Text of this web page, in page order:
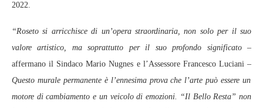
2022.
“Roseto si arricchisce di un’opera straordinaria, non solo per il suo
valore artistico, ma soprattutto per il suo profondo significato –
affermano il Sindaco Mario Nugnes e l’Assessore Francesco Luciani –
Questo murale permanente è l’ennesima prova che l’arte può essere un
motore di cambiamento e un veicolo di emozioni. “Il Bello Resta” non